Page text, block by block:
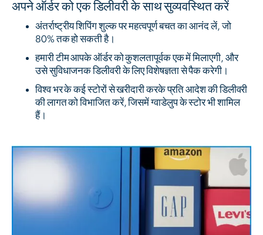
अपने ऑर्डर को एक डिलीवरी के साथ सुव्यवस्थित करें
अंतर्राष्ट्रीय शिपिंग शुल्क पर महत्वपूर्ण बचत का आनंद लें, जो
80% तक हो सकती है।
हमारी टीम आपके ऑर्डर को कुशलतापूर्वक एक में मिलाएगी, और
उसे सुविधाजनक डिलीवरी के लिए विशेषज्ञता से पैक करेगी।
विश्व भर के कई स्टोरों से खरीदारी करके प्रति आदेश की डिलीवरी
की लागत को विभाजित करें, जिसमें ग्वाडेलुप के स्टोर भी शामिल
हैं।